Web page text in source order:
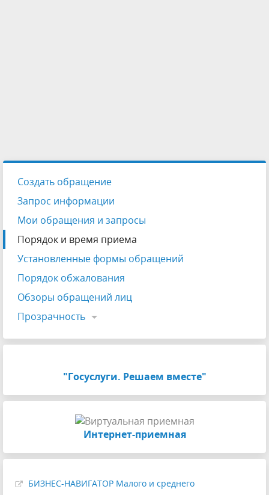
Создать обращение
Запрос информации
Мои обращения и запросы
Порядок и время приема
Установленные формы обращений
Порядок обжалования
Обзоры обращений лиц
Прозрачность
"Госуслуги. Решаем вместе"
Интернет-приемная
БИЗНЕС-НАВИГАТОР Малого и среднего